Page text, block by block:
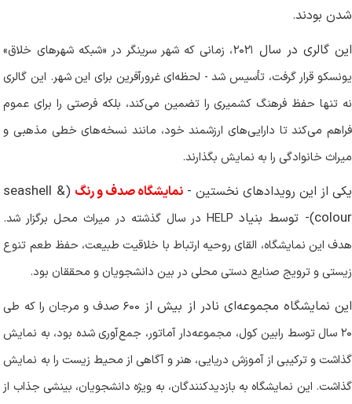
شدن بودند.
این گالری در سال ۲۰۲۱، زمانی که شهر سرینگر در «شبکه شهرهای خلاق»
یونسکو قرار گرفت، تأسیس شد - لحظه‌ای غرورآفرین برای این شهر. این گالری
نه تنها حفظ فرهنگ کشمیری را تضمین می‌کند، بلکه فرصتی را برای عموم
فراهم می‌کند تا دارایی‌های ارزشمند خود، مانند نسخه‌های خطی مذهبی و
میراث خانوادگی را به نمایش بگذارند.
یکی از این رویدادهای نخستین -نمایشگاه صدف و رنگ (
seashell &
colour)- توسط بنیادHELP در سال گذشته در میراث محل برگزار شد.
هدف این نمایشگاه، القای روحیه ارتباط با خلاقیت طبیعت، حفظ طعم تنوع
زیستی و ترویج صنایع دستی محلی در بین دانشجویان و محققان بود.
این نمایشگاه مجموعه‌ای نادر از بیش از ۶۰۰صدف و مرجان را که طی
۲۰ سال توسط رابین کول، مجموعه‌دار آماتور، جمع‌آوری شده بود، به نمایش
گذاشت و ترکیبی از آموزش دریایی، هنر و آگاهی از محیط زیست را به نمایش
گذاشت. این نمایشگاه به بازدیدکنندگان، به ویژه دانشجویان، بینشی جذاب از